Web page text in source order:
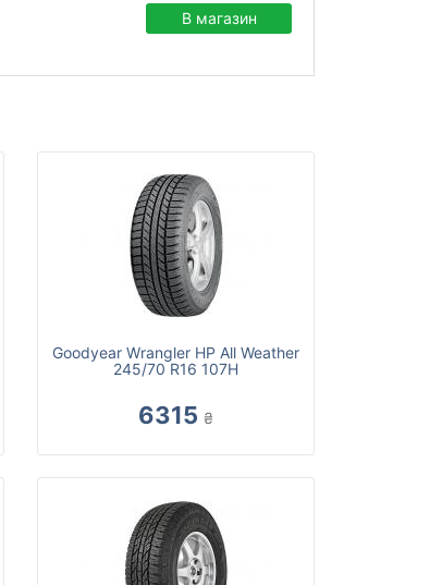
В магазин
Goodyear Wrangler HP All Weather
245/70 R16 107H
6315 ₴